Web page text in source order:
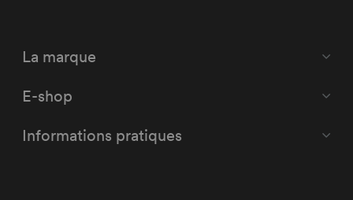
La marque
E-shop
Informations pratiques